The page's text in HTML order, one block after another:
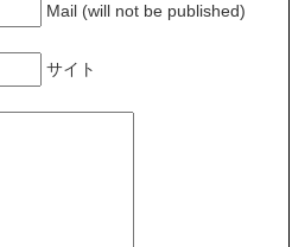
Mail (will not be published)
サイト